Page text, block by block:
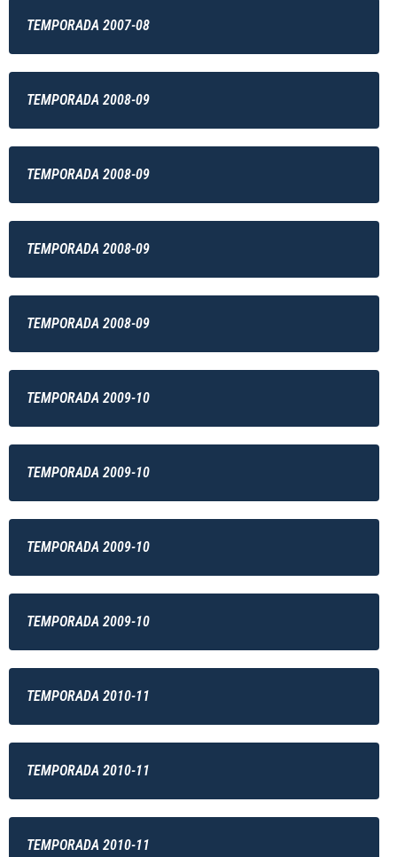
TEMPORADA 2007-08
TEMPORADA 2008-09
TEMPORADA 2008-09
TEMPORADA 2008-09
TEMPORADA 2008-09
TEMPORADA 2009-10
TEMPORADA 2009-10
TEMPORADA 2009-10
TEMPORADA 2009-10
TEMPORADA 2010-11
TEMPORADA 2010-11
TEMPORADA 2010-11